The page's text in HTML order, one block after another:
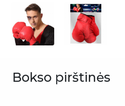
Bokso pirštinės